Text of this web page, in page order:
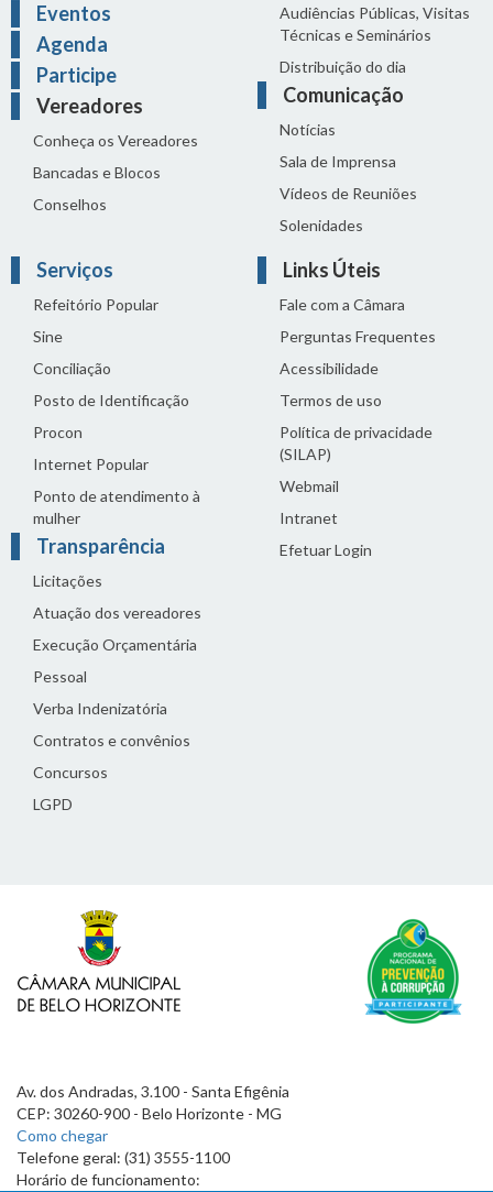
Eventos
Agenda
Participe
Vereadores
Conheça os Vereadores
Bancadas e Blocos
Conselhos
Audiências Públicas, Visitas
Técnicas e Seminários
Distribuição do dia
Comunicação
Notícias
Sala de Imprensa
Vídeos de Reuniões
Solenidades
Serviços
Refeitório Popular
Sine
Conciliação
Posto de Identificação
Procon
Internet Popular
Ponto de atendimento à
mulher
Transparência
Licitações
Atuação dos vereadores
Execução Orçamentária
Pessoal
Verba Indenizatória
Contratos e convênios
Concursos
LGPD
Links Úteis
Fale com a Câmara
Perguntas Frequentes
Acessibilidade
Termos de uso
Política de privacidade
(SILAP)
Webmail
Intranet
Efetuar Login
Av. dos Andradas, 3.100 - Santa Efigênia
CEP: 30260-900 - Belo Horizonte - MG
Como chegar
Telefone geral: (31) 3555-1100
Horário de funcionamento: